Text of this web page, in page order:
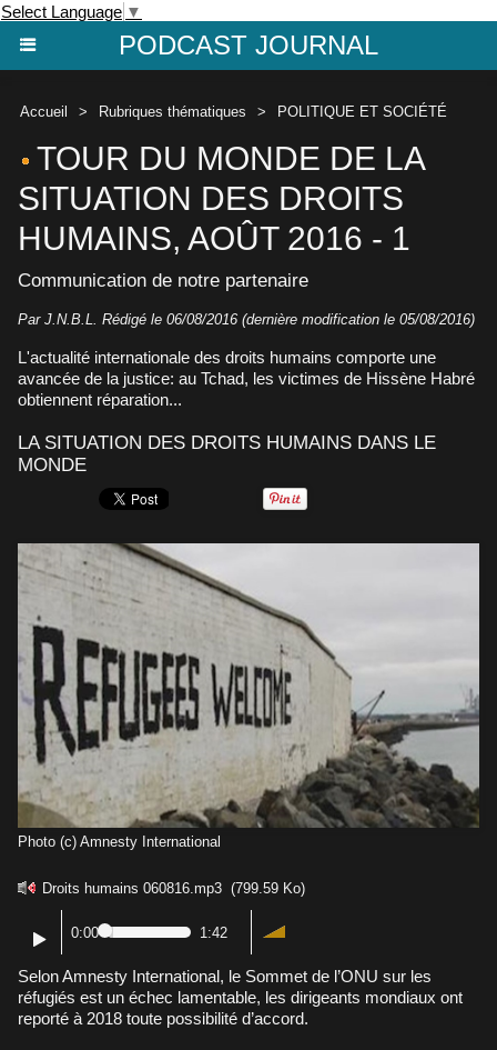
Select Language ▼
PODCAST JOURNAL
Accueil > Rubriques thématiques > POLITIQUE ET SOCIÉTÉ
TOUR DU MONDE DE LA
SITUATION DES DROITS
HUMAINS, AOÛT 2016 - 1
Communication de notre partenaire
Par J.N.B.L. Rédigé le 06/08/2016 (dernière modification le 05/08/2016)
L'actualité internationale des droits humains comporte une
avancée de la justice: au Tchad, les victimes de Hissène Habré
obtiennent réparation...
LA SITUATION DES DROITS HUMAINS DANS LE
MONDE
Photo (c) Amnesty International
Droits humains 060816.mp3 (799.59 Ko)
0:00 1:42
Selon Amnesty International, le Sommet de l’ONU sur les
réfugiés est un échec lamentable, les dirigeants mondiaux ont
reporté à 2018 toute possibilité d’accord.